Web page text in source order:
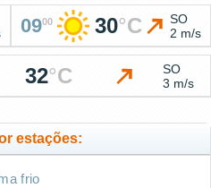
0900 30°C
SO
2 m/s
32°C
SO
3 m/s
estações:
frio